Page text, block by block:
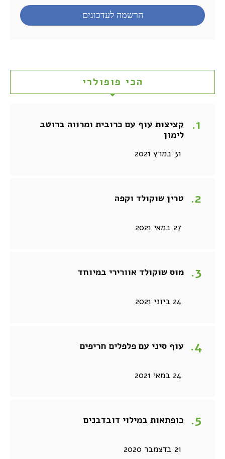
הכי פופולרי
קציצות עוף עם כרובית ומרווה ברוטב
לימון
31 במרץ 2021
טרין שוקולד וקפה
27 במאי 2021
מוס שוקולד אוורירי במיוחד
24 ביוני 2021
עוף סיני עם פלפלים חריפים
24 במאי 2021
כופתאות במילוי דובדבנים
21 בדצמבר 2020